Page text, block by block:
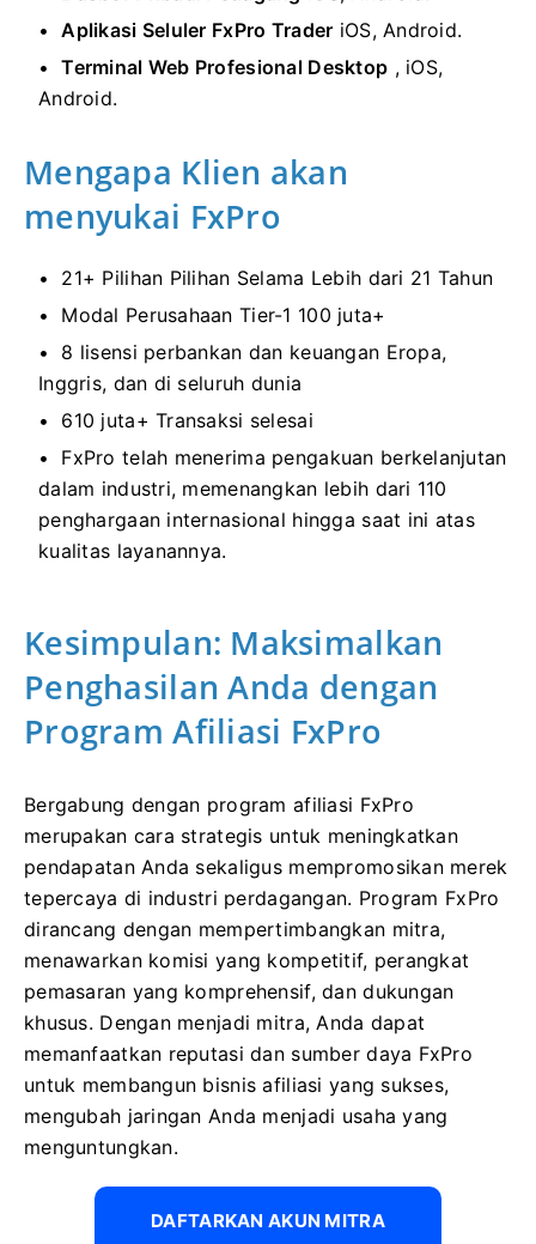
Aplikasi Seluler FxPro Trader iOS, Android.
Terminal Web Profesional Desktop , iOS,
Android.
Mengapa Klien akan
menyukai FxPro
21+ Pilihan Pilihan Selama Lebih dari 21 Tahun
Modal Perusahaan Tier-1 100 juta+
8 lisensi perbankan dan keuangan Eropa,
Inggris, dan di seluruh dunia
610 juta+ Transaksi selesai
FxPro telah menerima pengakuan berkelanjutan
dalam industri, memenangkan lebih dari 110
penghargaan internasional hingga saat ini atas
kualitas layanannya.
Kesimpulan: Maksimalkan
Penghasilan Anda dengan
Program Afiliasi FxPro
Bergabung dengan program afiliasi FxPro
merupakan cara strategis untuk meningkatkan
pendapatan Anda sekaligus mempromosikan merek
tepercaya di industri perdagangan. Program FxPro
dirancang dengan mempertimbangkan mitra,
menawarkan komisi yang kompetitif, perangkat
pemasaran yang komprehensif, dan dukungan
khusus. Dengan menjadi mitra, Anda dapat
memanfaatkan reputasi dan sumber daya FxPro
untuk membangun bisnis afiliasi yang sukses,
mengubah jaringan Anda menjadi usaha yang
menguntungkan.
DAFTARKAN AKUN MITRA